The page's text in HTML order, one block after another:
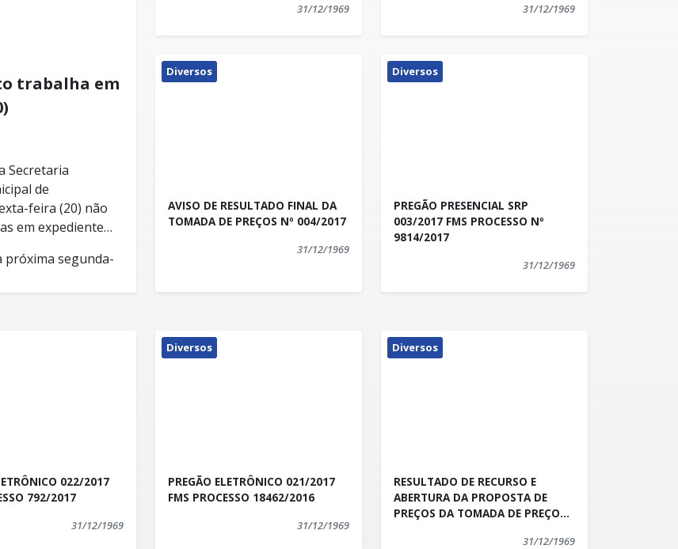
trabalha em
Secretaria
de
feira (20) não
em expediente
próxima segunda-
31/12/1969 31/12/1969
Diversos
AVISO DE RESULTADO FINAL DA
TOMADA DE PREÇOS Nº 004/2017
31/12/1969
Diversos
PREGÃO PRESENCIAL SRP
003/2017 FMS PROCESSO Nº
9814/2017
31/12/1969
022/2017
792/2017
31/12/1969
Diversos
PREGÃO ELETRÔNICO 021/2017
FMS PROCESSO 18462/2016
31/12/1969
Diversos
RESULTADO DE RECURSO E
ABERTURA DA PROPOSTA DE
PREÇOS DA TOMADA DE PREÇOS
31/12/1969